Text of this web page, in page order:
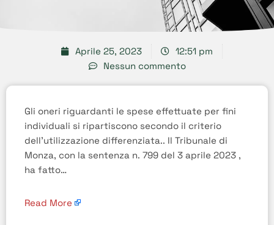
Aprile 25, 2023
12:51 pm
Nessun commento
Gli oneri riguardanti le spese effettuate per fini
individuali si ripartiscono secondo il criterio
dell’utilizzazione differenziata.. Il Tribunale di
Monza, con la sentenza n. 799 del 3 aprile 2023 ,
ha fatto…
Read More